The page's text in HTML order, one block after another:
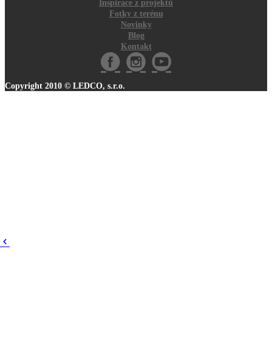
Inspirace z projektů
Fotky z terénu
Novinky
Blog
Kontakt
Copyright 2010 © LEDCO, s.r.o.